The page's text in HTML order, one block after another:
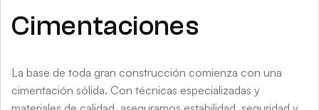
Cimentaciones
La base de toda gran construcción comienza con una
cimentación sólida. Con técnicas especializadas y